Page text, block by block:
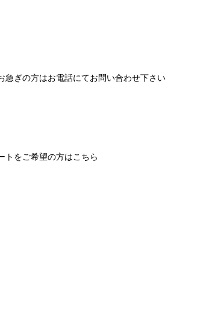
急ぎの方はお電話にてお問い合わせ下さい
トをご希望の方はこちら